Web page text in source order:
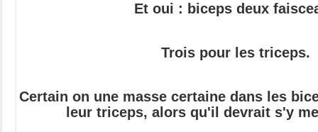
Et oui : biceps deux
Trois pour les triceps.
Certain on une masse certaine dans les
leur triceps, alors qu'il devrait s'y